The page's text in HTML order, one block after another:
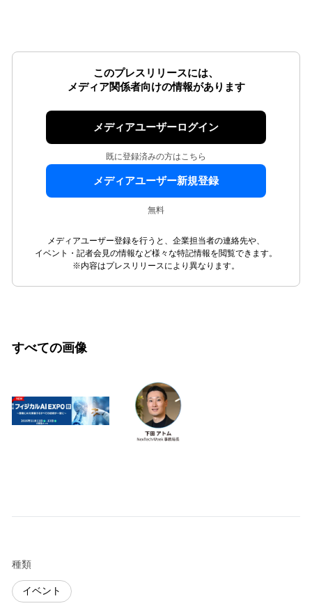
このプレスリリースには、
メディア関係者向けの情報があります
メディアユーザーログイン
既に登録済みの方はこちら
メディアユーザー新規登録
無料
メディアユーザー登録を行うと、企業担当者の連絡先や、
イベント・記者会見の情報など様々な特記情報を閲覧できます。
※内容はプレスリリースにより異なります。
すべての画像
種類
イベント